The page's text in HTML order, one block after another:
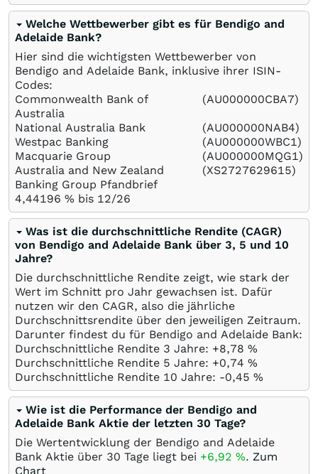
Welche Wettbewerber gibt es für Bendigo and
Adelaide Bank?
Hier sind die wichtigsten Wettbewerber von
Bendigo and Adelaide Bank, inklusive ihrer ISIN-
Codes:
Commonwealth Bank of
Australia
(AU000000CBA7)
National Australia Bank
(AU000000NAB4)
Westpac Banking
(AU000000WBC1)
Macquarie Group
(AU000000MQG1)
Australia and New Zealand
Banking Group Pfandbrief
4,44196 % bis 12/26
(XS2727629615)
Was ist die durchschnittliche Rendite (CAGR)
von Bendigo and Adelaide Bank über 3, 5 und 10
Jahre?
Die durchschnittliche Rendite zeigt, wie stark der
Wert im Schnitt pro Jahr gewachsen ist. Dafür
nutzen wir den CAGR, also die jährliche
Durchschnittsrendite über den jeweiligen Zeitraum.
Darunter findest du für Bendigo and Adelaide Bank:
Durchschnittliche Rendite 3 Jahre: +8,78 %
Durchschnittliche Rendite 5 Jahre: +0,74 %
Durchschnittliche Rendite 10 Jahre: -0,45 %
Wie ist die Performance der Bendigo and
Adelaide Bank Aktie der letzten 30 Tage?
Die Wertentwicklung der Bendigo and Adelaide
Bank Aktie über 30 Tage liegt bei +6,92 %. Zum
Chart